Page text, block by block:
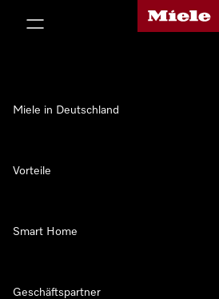
Miele-Homepage
Miele in Deutschland
Vorteile
Smart Home
Geschäftspartner